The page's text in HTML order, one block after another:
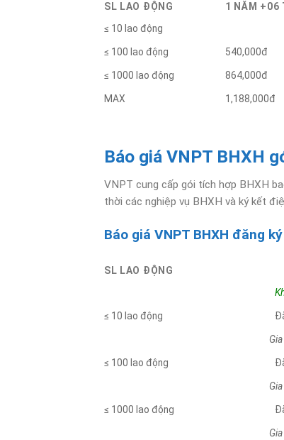
SL LAO ĐỘNG 1 NĂM +06
≤ 10 lao động
≤ 100 lao động 540,000đ
≤ 1000 lao động 864,000đ
MAX 1,188,000đ
Báo giá VNPT BHXH
VNPT cung cấp gói tích hợp BHXH
thời các nghiệp vụ BHXH và ký kết
Báo giá VNPT BHXH đăng
SL LAO ĐỘNG
≤ 10 lao động
≤ 100 lao động
≤ 1000 lao động